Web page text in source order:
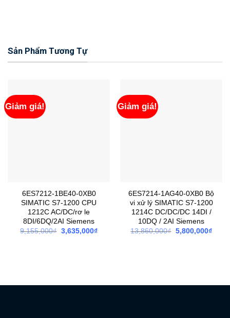
Sản Phẩm Tương Tự
Giảm giá!
6ES7212-1BE40-0XB0
SIMATIC S7-1200 CPU
1212C AC/DC/rơ le
8DI/6DQ/2AI Siemens
9,155,000₫ Giá
3,635,000₫Giá
Giảm giá!
6ES7214-1AG40-0XB0 Bộ
vi xử lý SIMATIC S7-1200
1214C DC/DC/DC 14DI /
10DQ / 2AI Siemens
13,860,000₫ Giá
5,800,000₫Giá